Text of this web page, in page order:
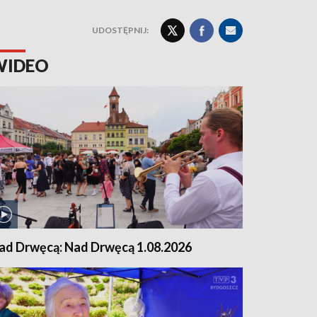
UDOSTĘPNIJ:
Drwęcą: Nad Drwęcą 1.08.2026